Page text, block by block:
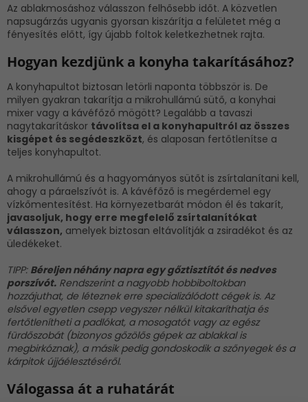
Az ablakmosáshoz válasszon felhősebb időt. A közvetlen
napsugárzás ugyanis gyorsan kiszárítja a felületet még a
fényesítés előtt, így újabb foltok keletkezhetnek rajta.
Hogyan kezdjünk a konyha takarításához?
A konyhapultot biztosan letörli naponta többször is. De
milyen gyakran takarítja a mikrohullámú sütő, a konyhai
mixer vagy a kávéfőző mögött? Legalább a tavaszi
nagytakarításkor távolítsa el a konyhapultról az összes
kisgépet és segédeszközt, és alaposan fertőtlenítse a
teljes konyhapultot.
A mikrohullámú és a hagyományos sütőt is zsírtalanítani kell,
ahogy a páraelszívót is. A kávéfőző is megérdemel egy
vízkőmentesítést. Ha környezetbarát módon él és takarít,
javasoljuk, hogy erre megfelelő zsírtalanítókat
válasszon, amelyek biztosan eltávolítják a zsiradékot és az
üledékeket.
TIPP: Béreljen néhány napra egy gőztisztítót és nedves
porszívót. Rendszerint a nagyobb hobbiboltokban
hozzájuthat, de léteznek erre specializálódott cégek is. Az
elsővel egyetlen csepp vegyszer nélkül kitakaríthatja és
fertőtlenítheti a padlókat, a mosogatót vagy az egész
fürdőszobát (bizonyos gőzölős gépek az ablakkal is
megbirkóznak), a másik pedig gondoskodik a szőnyegek és a
kárpitok újjáélesztéséről.
Válogassa át a ruhatárát